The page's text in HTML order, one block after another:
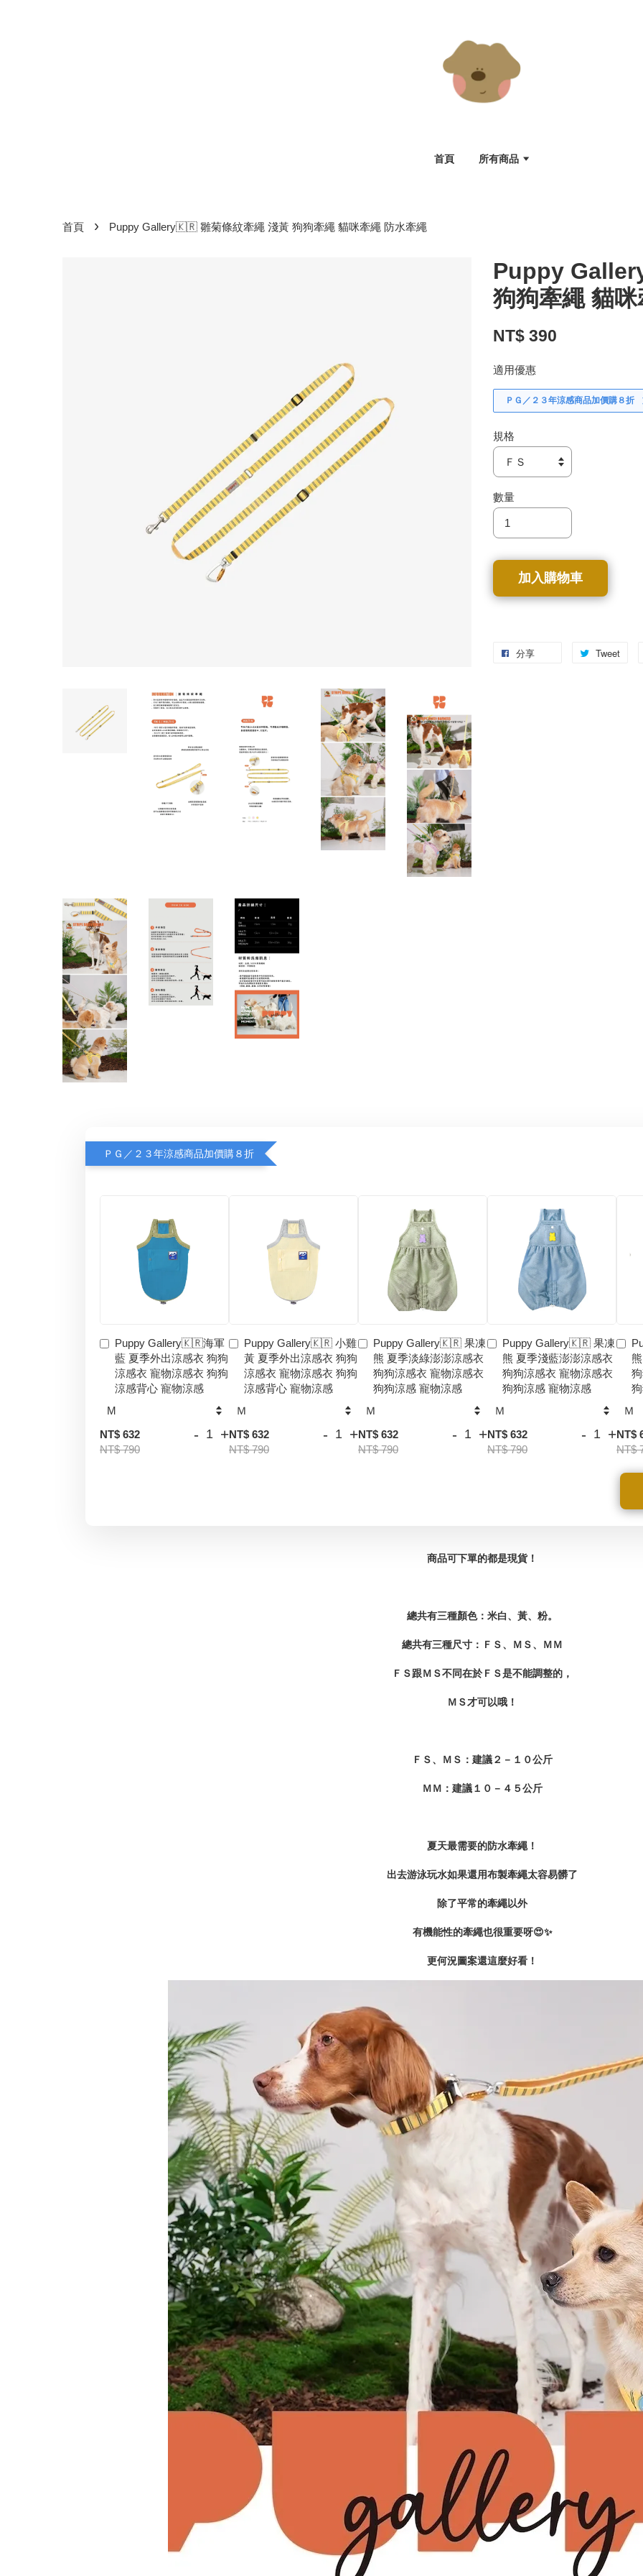
首頁 所有商品
首頁 › Puppy Gallery🇰🇷 雛菊條紋牽繩 淺黃 狗狗牽繩 貓咪牽繩 防水牽繩
Puppy
狗狗牽繩 貓
NT$ 390
適用優惠
ＰＧ／２３年涼感商品加價購８折
規格
數量
加入購物車
分享 Tweet
ＰＧ／２３年涼感商品加價購８折
Puppy Gallery🇰🇷海軍
藍 夏季外出涼感衣 狗狗
涼感衣 寵物涼感衣 狗狗
涼感背心 寵物涼感
NT$ 632
NT$ 790
- +
Puppy Gallery🇰🇷 小雞
黃 夏季外出涼感衣 狗狗
涼感衣 寵物涼感衣 狗狗
涼感背心 寵物涼感
NT$ 632
NT$ 790
- +
Puppy Gallery🇰🇷 果凍
熊 夏季淡綠澎澎涼感衣
狗狗涼感衣 寵物涼感衣
狗狗涼感 寵物涼感
NT$ 632
NT$ 790
- +
Puppy Gallery🇰🇷 果凍
熊 夏季淺藍澎澎涼感衣
狗狗涼感衣 寵物涼感衣
狗狗涼感 寵物涼感
NT$ 632
NT$ 790
- +NT$
NT$
商品可下單的都是現貨！
總共有三種顏色：米白、黃、粉。
總共有三種尺寸：ＦＳ、ＭＳ、ＭＭ
ＦＳ跟ＭＳ不同在於ＦＳ是不能調整的，
ＭＳ才可以哦！
ＦＳ、ＭＳ：建議２－１０公斤
ＭＭ：建議１０－４５公斤
夏天最需要的防水牽繩！
出去游泳玩水如果還用布製牽繩太容易髒了
除了平常的牽繩以外
有機能性的牽繩也很重要呀😍✨
更何況圖案還這麼好看！